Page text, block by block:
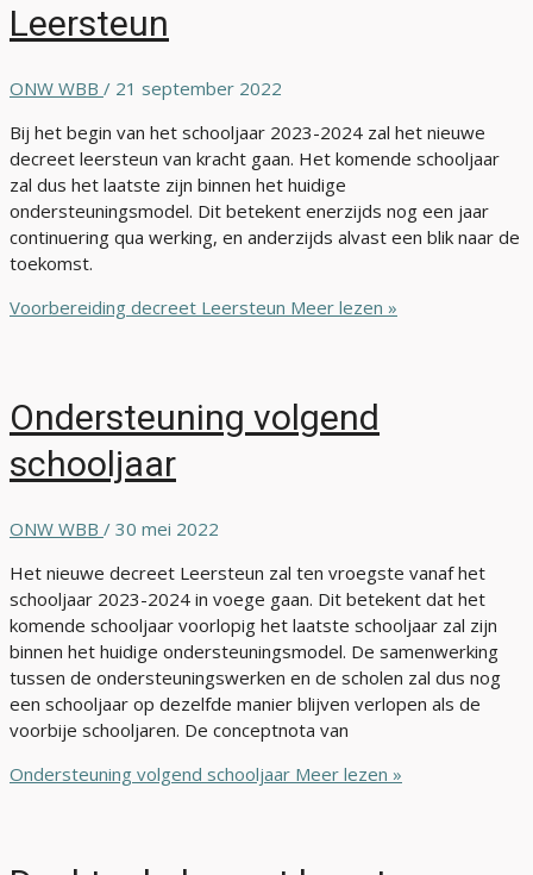
Leersteun
ONW WBB / 21 september 2022
Bij het begin van het schooljaar 2023-2024 zal het nieuwe
decreet leersteun van kracht gaan. Het komende schooljaar
zal dus het laatste zijn binnen het huidige
ondersteuningsmodel. Dit betekent enerzijds nog een jaar
continuering qua werking, en anderzijds alvast een blik naar de
toekomst.
Voorbereiding decreet Leersteun Meer lezen »
Ondersteuning volgend
schooljaar
ONW WBB / 30 mei 2022
Het nieuwe decreet Leersteun zal ten vroegste vanaf het
schooljaar 2023-2024 in voege gaan. Dit betekent dat het
komende schooljaar voorlopig het laatste schooljaar zal zijn
binnen het huidige ondersteuningsmodel. De samenwerking
tussen de ondersteuningswerken en de scholen zal dus nog
een schooljaar op dezelfde manier blijven verlopen als de
voorbije schooljaren. De conceptnota van
Ondersteuning volgend schooljaar Meer lezen »